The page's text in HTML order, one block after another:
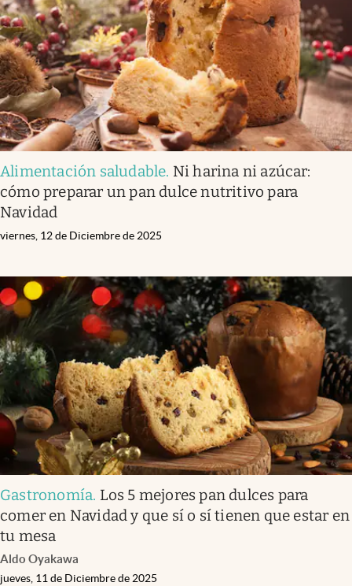
Alimentación saludable. Ni harina ni azúcar:
cómo preparar un pan dulce nutritivo para
Navidad
viernes, 12 de Diciembre de 2025
Gastronomía. Los 5 mejores pan dulces para
comer en Navidad y que sí o sí tienen que estar en
tu mesa
Aldo Oyakawa
jueves, 11 de Diciembre de 2025